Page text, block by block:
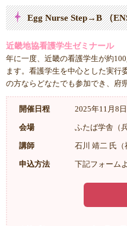
Egg Nurse Step→B （
近畿地協看護学生ゼミナール
年に一度、近畿の看護学生が約
ます。看護学生を中心とした実行
の方ならどなたでも参加でき、府
開催日程 2025年11月8
会場 ふたば学舎（
講師 石川 靖二 氏（
申込方法 下記フォーム